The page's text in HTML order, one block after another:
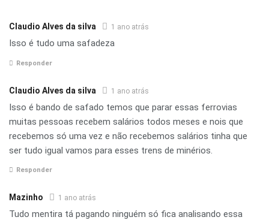
Claudio Alves da silva 1 ano atrás
Isso é tudo uma safadeza
Responder
Claudio Alves da silva 1 ano atrás
Isso é bando de safado temos que parar essas ferrovias
muitas pessoas recebem salários todos meses e nois que
recebemos só uma vez e não recebemos salários tinha que
ser tudo igual vamos para esses trens de minérios.
Responder
Mazinho 1 ano atrás
Tudo mentira tá pagando ninguém só fica analisando essa